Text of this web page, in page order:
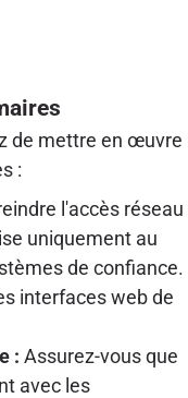
de mettre en œuvre
:
l'accès réseau
uniquement au
de confiance.
interfaces web de
: Assurez-vous que
avec les